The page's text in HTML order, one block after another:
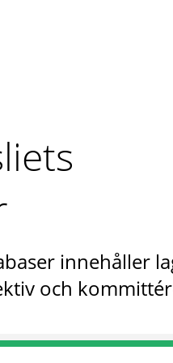
innehåller
och